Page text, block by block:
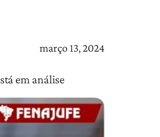
março 13, 2024
em análise